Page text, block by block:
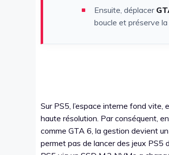
Ensuite, déplacer
boucle et préserve la
Sur PS5, l’espace interne fond vite,
haute résolution. Par conséquent,
comme GTA 6, la gestion devient
permet pas de lancer des jeux PS5